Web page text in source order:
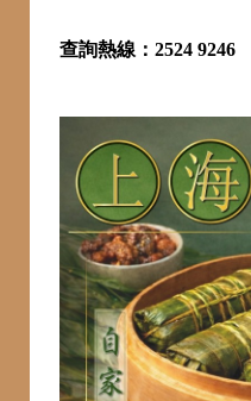
查詢熱線：2524 9246